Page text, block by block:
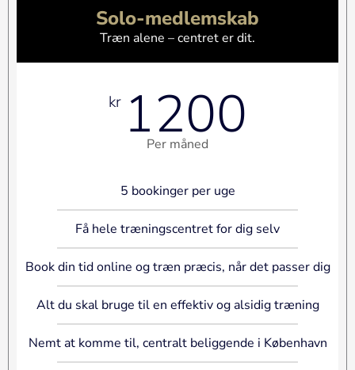
Solo-medlemskab
Træn alene – centret er dit.
kr 1200
Per måned
5 bookinger per uge
Få hele træningscentret for dig selv
Book din tid online og træn præcis, når det passer dig
Alt du skal bruge til en effektiv og alsidig træning
Nemt at komme til, centralt beliggende i København